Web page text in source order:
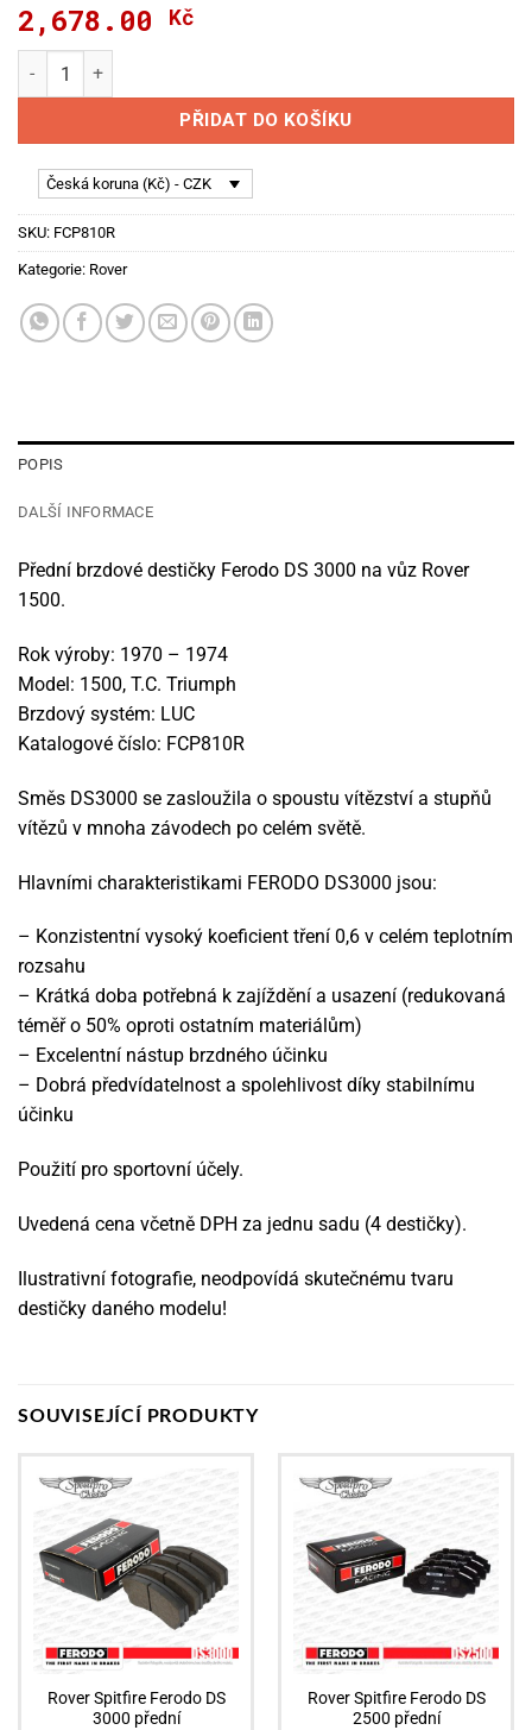
2,678.00 Kč
Rover 1500 Ferodo DS 3000 přední množství
PŘIDAT DO KOŠÍKU
Česká koruna (Kč) - CZK
SKU: FCP810R
Kategorie: Rover
POPIS
DALŠÍ INFORMACE
Přední brzdové destičky Ferodo DS 3000 na vůz Rover
1500.
Rok výroby: 1970 – 1974
Model: 1500, T.C. Triumph
Brzdový systém: LUC
Katalogové číslo: FCP810R
Směs DS3000 se zasloužila o spoustu vítězství a stupňů
vítězů v mnoha závodech po celém světě.
Hlavními charakteristikami FERODO DS3000 jsou:
– Konzistentní vysoký koeficient tření 0,6 v celém teplotním
rozsahu
– Krátká doba potřebná k zajíždění a usazení (redukovaná
téměř o 50% oproti ostatním materiálům)
– Excelentní nástup brzdného účinku
– Dobrá předvídatelnost a spolehlivost díky stabilnímu
účinku
Použití pro sportovní účely.
Uvedená cena včetně DPH za jednu sadu (4 destičky).
Ilustrativní fotografie, neodpovídá skutečnému tvaru
destičky daného modelu!
SOUVISEJÍCÍ PRODUKTY
Rover Spitfire Ferodo DS
3000 přední
Rover Spitfire Ferodo DS
2500 přední